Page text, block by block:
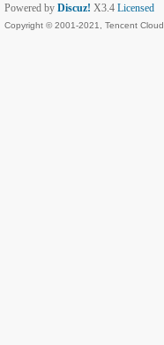
Powered by Discuz! X3.4 Licensed
Copyright © 2001-2021, Tencent Cloud.